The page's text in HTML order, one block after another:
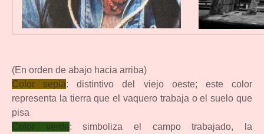
(En orden de abajo hacia arriba)
Color sepia:distintivo del viejo oeste; este color
representa la tierra que el vaquero trabaja o el suelo que
pisa
Color verde:simboliza el campo trabajado, la